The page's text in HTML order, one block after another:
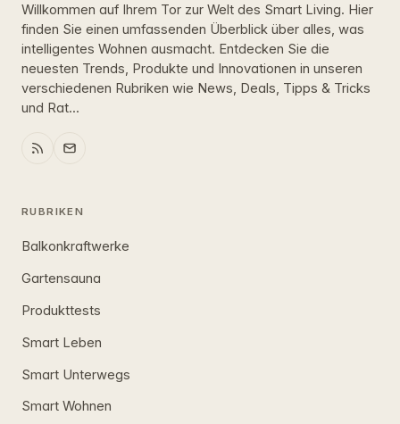
Willkommen auf Ihrem Tor zur Welt des Smart Living. Hier
finden Sie einen umfassenden Überblick über alles, was
intelligentes Wohnen ausmacht. Entdecken Sie die
neuesten Trends, Produkte und Innovationen in unseren
verschiedenen Rubriken wie News, Deals, Tipps & Tricks
und Rat...
RUBRIKEN
Balkonkraftwerke
Gartensauna
Produkttests
Smart Leben
Smart Unterwegs
Smart Wohnen